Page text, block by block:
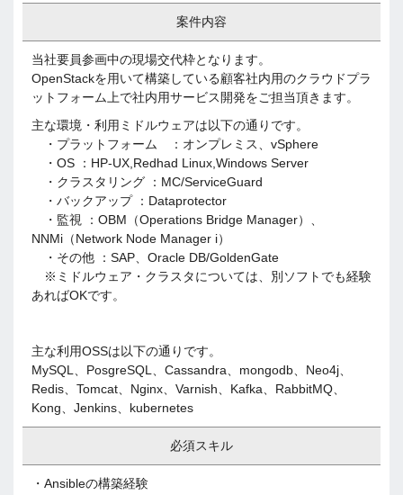
案件内容
当社要員参画中の現場交代枠となります。
OpenStackを用いて構築している顧客社内用のクラウドプラ
ットフォーム上で社内用サービス開発をご担当頂きます。
主な環境・利用ミドルウェアは以下の通りです。
・プラットフォーム ：オンプレミス、vSphere
・OS ：HP-UX,Redhad Linux,Windows Server
・クラスタリング ：MC/ServiceGuard
・バックアップ ：Dataprotector
・監視 ：OBM（Operations Bridge Manager）、
NNMi（Network Node Manager i）
・その他 ：SAP、Oracle DB/GoldenGate
※ミドルウェア・クラスタについては、別ソフトでも経験
あればOKです。
主な利用OSSは以下の通りです。
MySQL、PosgreSQL、Cassandra、mongodb、Neo4j、
Redis、Tomcat、Nginx、Varnish、Kafka、RabbitMQ、
Kong、Jenkins、kubernetes
必須スキル
・Ansibleの構築経験